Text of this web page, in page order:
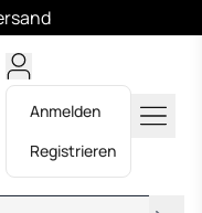
Anmelden
Registrieren